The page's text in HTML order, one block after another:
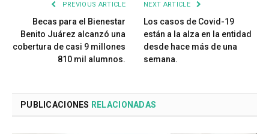
PREVIOUS ARTICLE
Becas para el Bienestar
Benito Juárez alcanzó una
cobertura de casi 9 millones
810 mil alumnos.
NEXT ARTICLE
Los casos de Covid-19
están a la alza en la entidad
desde hace más de una
semana.
PUBLICACIONES RELACIONADAS